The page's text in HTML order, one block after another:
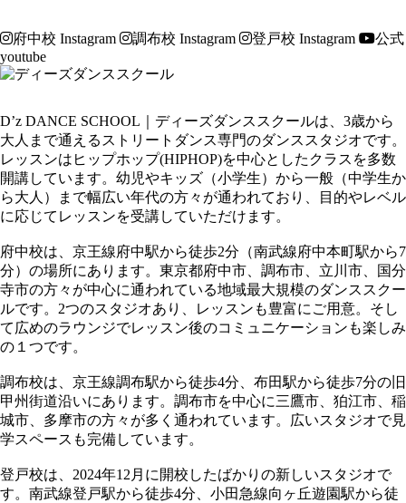
府中校 Instagram 調布校 Instagram 登戸校 Instagram
公式
youtube
D’z DANCE SCHOOL｜ディーズダンススクールは、3歳から
大人まで通えるストリートダンス専門のダンススタジオです。
レッスンはヒップホップ(HIPHOP)を中心としたクラスを多数
開講しています。幼児やキッズ（小学生）から一般（中学生か
ら大人）まで幅広い年代の方々が通われており、目的やレベル
に応じてレッスンを受講していただけます。
府中校は、京王線府中駅から徒歩2分（南武線府中本町駅から7
分）の場所にあります。東京都府中市、調布市、立川市、国分
寺市の方々が中心に通われている地域最大規模のダンススクー
ルです。2つのスタジオあり、レッスンも豊富にご用意。そし
て広めのラウンジでレッスン後のコミュニケーションも楽しみ
の１つです。
調布校は、京王線調布駅から徒歩4分、布田駅から徒歩7分の旧
甲州街道沿いにあります。調布市を中心に三鷹市、狛江市、稲
城市、多摩市の方々が多く通われています。広いスタジオで見
学スペースも完備しています。
登戸校は、2024年12月に開校したばかりの新しいスタジオで
す。南武線登戸駅から徒歩4分、小田急線向ヶ丘遊園駅から徒